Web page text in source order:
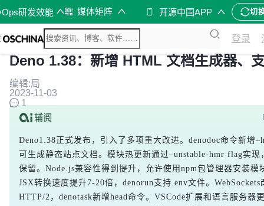
研发效能 媒体矩阵 开源中国APP 切
登录
Deno 1.38：新增 HTML 文档生成器、
编辑:局
2023-11-03
1
Deno1.38正式发布，引入了多项重大改进。denodoc命令新增
可生成静态站点文档。模块热更新通过–unstable-hmr flag实现
保留。Node.js兼容性得到提升，允许使用npm包管理器安装模
JSX转换速度提升7-20倍，denorun支持.env文件。WebSockets
HTTP/2，denotask新增head命令。VSCode扩展和语言服务器